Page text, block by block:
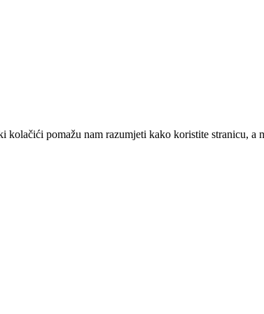
pomažu nam razumjeti kako koristite stranicu, a